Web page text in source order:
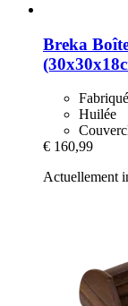
Breka
Huilée
€ 160,99
Actuellement